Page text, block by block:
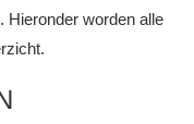
Hieronder worden alle